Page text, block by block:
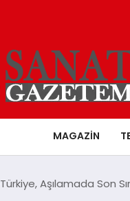
MAGAZIN
Türkiye, Aşılamada Son